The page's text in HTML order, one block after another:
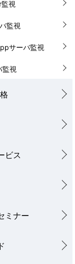
視
監視
サーバ監視
監視
ビス
ミナー